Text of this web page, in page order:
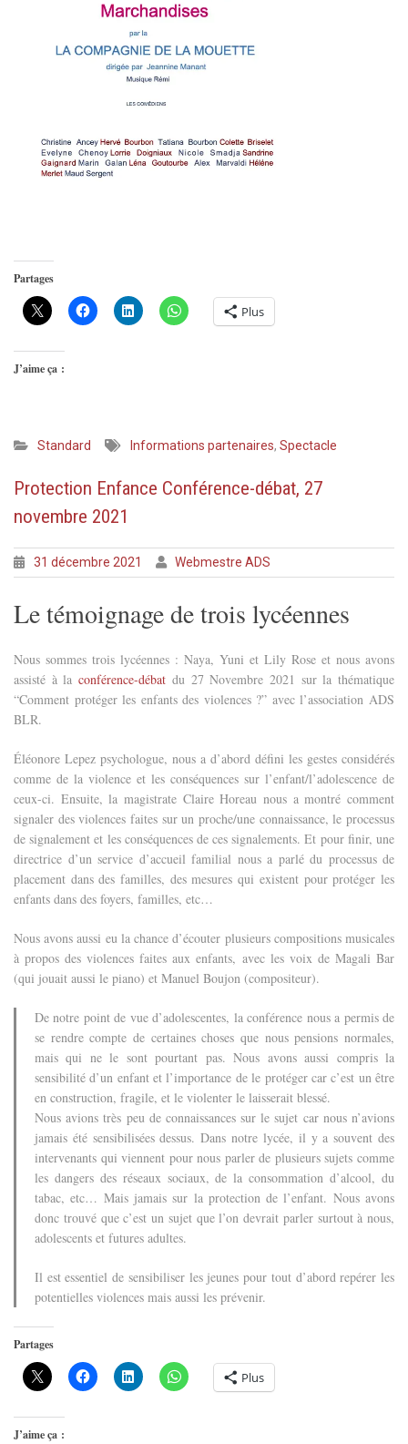
Partages
Plus
J’aime ça :
Standard Informations partenaires, Spectacle
Protection Enfance Conférence-débat, 27
novembre 2021
31 décembre 2021 Webmestre ADS
Le témoignage de trois lycéennes
Nous sommes trois lycéennes : Naya, Yuni et Lily Rose et nous avons
assisté à laconférence-débat du 27 Novembre 2021 sur la thématique
“Comment protéger les enfants des violences ?” avec l’association ADS
BLR.
Éléonore Lepez psychologue, nous a d’abord défini les gestes considérés
comme de la violence et les conséquences sur l’enfant/l’adolescence de
ceux-ci. Ensuite, la magistrate Claire Horeau nous a montré comment
signaler des violences faites sur un proche/une connaissance, le processus
de signalement et les conséquences de ces signalements. Et pour finir, une
directrice d’un service d’accueil familial nous a parlé du processus de
placement dans des familles, des mesures qui existent pour protéger les
enfants dans des foyers, familles, etc…
Nous avons aussi eu la chance d’écouter plusieurs compositions musicales
à propos des violences faites aux enfants, avec les voix de Magali Bar
(qui jouait aussi le piano) et Manuel Boujon (compositeur).
De notre point de vue d’adolescentes, la conférence nous a permis de
se rendre compte de certaines choses que nous pensions normales,
mais qui ne le sont pourtant pas. Nous avons aussi compris la
sensibilité d’un enfant et l’importance de le protéger car c’est un être
en construction, fragile, et le violenter le laisserait blessé.
Nous avions très peu de connaissances sur le sujet car nous n’avions
jamais été sensibilisées dessus. Dans notre lycée, il y a souvent des
intervenants qui viennent pour nous parler de plusieurs sujets comme
les dangers des réseaux sociaux, de la consommation d’alcool, du
tabac, etc… Mais jamais sur la protection de l’enfant. Nous avons
donc trouvé que c’est un sujet que l’on devrait parler surtout à nous,
adolescents et futures adultes.
Il est essentiel de sensibiliser les jeunes pour tout d’abord repérer les
potentielles violences mais aussi les prévenir.
Partages
Plus
J’aime ça :